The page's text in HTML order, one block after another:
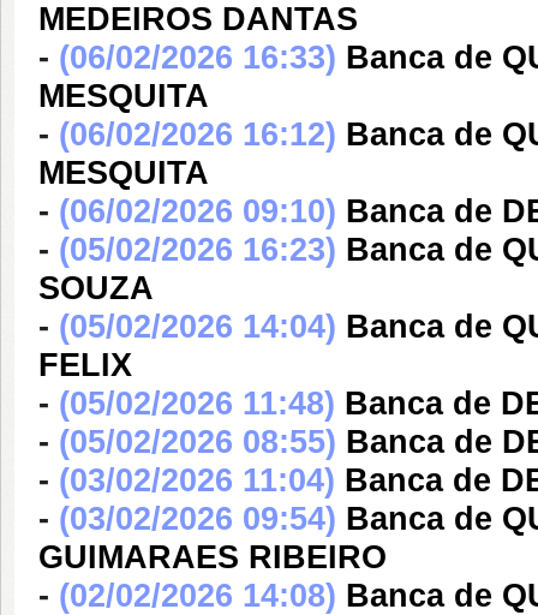
MEDEIROS DANTAS
- (06/02/2026 16:33) Banca de
MESQUITA
- (06/02/2026 16:12) Banca de
MESQUITA
- (06/02/2026 09:10) Banca de
- (05/02/2026 16:23) Banca de
SOUZA
- (05/02/2026 14:04) Banca de
FELIX
- (05/02/2026 11:48) Banca de
- (05/02/2026 08:55) Banca de
- (03/02/2026 11:04) Banca de
- (03/02/2026 09:54) Banca de
GUIMARAES RIBEIRO
- (02/02/2026 14:08) Banca de